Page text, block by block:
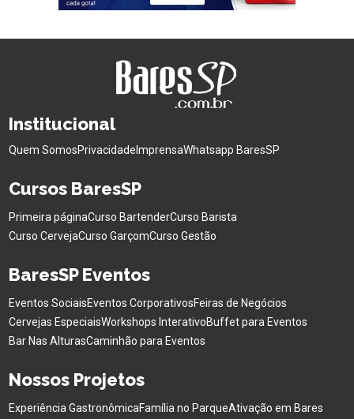
Institucional
Quem SomosPrivacidade ImprensaWhatsapp BaresSP
Cursos BaresSP
Primeira páginaCurso BartenderCurso Barista
Curso CervejaCurso GarçomCurso Gestão
BaresSP Eventos
Eventos SociaisEventos CorporativosFeiras de Negócios
Cervejas EspeciaisWorkshops InterativoBuffet para Eventos
Bar Nas AlturasCaminhão para Eventos
Nossos Projetos
Experiência GastronômicaFamília no ParqueAtivação em Bares